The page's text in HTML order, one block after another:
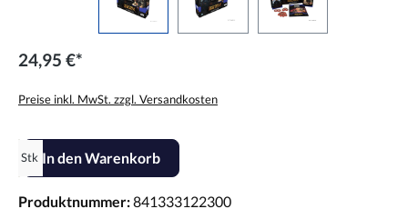
24,95 €*
Preise inkl. MwSt. zzgl. Versandkosten
Produkt Anzahl: Gib den gewünschten Wert ein oder benutze die
Stk In den Warenkorb
Produktnummer:841333122300